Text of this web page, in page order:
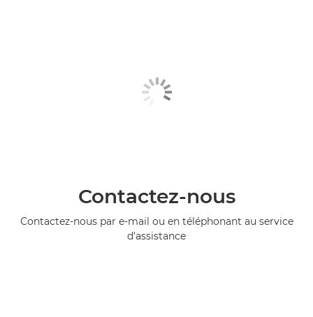
Contactez-nous
Contactez-nous par e-mail ou en téléphonant au service
d'assistance